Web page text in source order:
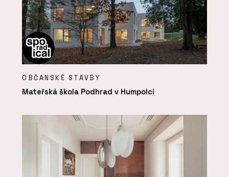
OBČANSKÉ STAVBY
Mateřská škola Podhrad v Humpolci